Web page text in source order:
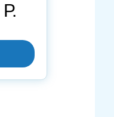
Р.